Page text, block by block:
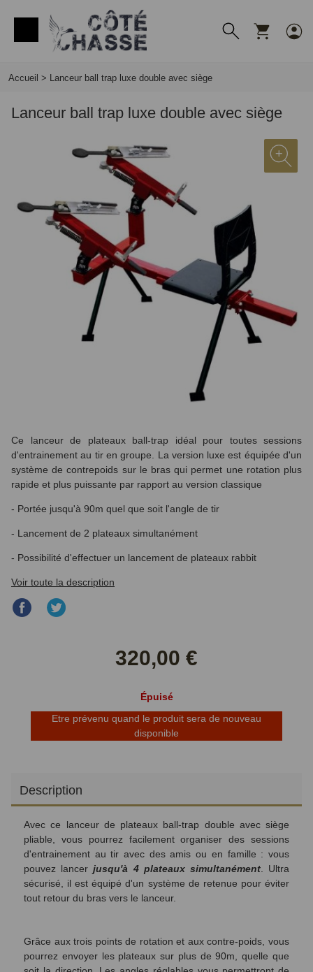
Accueil > Lanceur ball trap luxe double avec siège
Lanceur ball trap luxe double avec siège
Ce lanceur de plateaux ball-trap idéal pour toutes sessions
d'entrainement au tir en groupe. La version luxe est équipée d'un
système de contrepoids sur le bras qui permet une rotation plus
rapide et plus puissante par rapport au version classique
- Portée jusqu'à 90m quel que soit l'angle de tir
- Lancement de 2 plateaux simultanément
- Possibilité d'effectuer un lancement de plateaux rabbit
Voir toute la description
Partager
320,00 €
Épuisé
Etre prévenu quand le produit sera de nouveau
disponible
Description
Avec ce lanceur de plateaux ball-trap double avec siège
pliable, vous pourrez facilement organiser des sessions
d'entrainement au tir avec des amis ou en famille : vous
pouvez lancerjusqu'à 4 plateaux simultanément. Ultra
sécurisé, il est équipé d'un système de retenue pour éviter
tout retour du bras vers le lanceur.
Grâce aux trois points de rotation et aux contre-poids, vous
pourrez envoyer les plateaux sur plus de 90m, quelle que